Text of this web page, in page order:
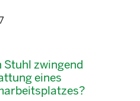
Stuhl zwingend
eines